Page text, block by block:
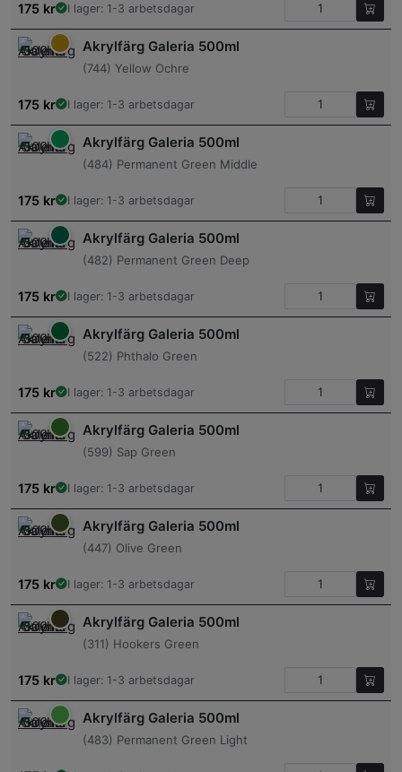
175 kr I lager: 1-3 arbetsdagar
Akrylfärg Galeria 500ml
(744) Yellow Ochre
175 kr I lager: 1-3 arbetsdagar
Akrylfärg Galeria 500ml
(484) Permanent Green Middle
175 kr I lager: 1-3 arbetsdagar
Akrylfärg Galeria 500ml
(482) Permanent Green Deep
175 kr I lager: 1-3 arbetsdagar
Akrylfärg Galeria 500ml
(522) Phthalo Green
175 kr I lager: 1-3 arbetsdagar
Akrylfärg Galeria 500ml
(599) Sap Green
175 kr I lager: 1-3 arbetsdagar
Akrylfärg Galeria 500ml
(447) Olive Green
175 kr I lager: 1-3 arbetsdagar
Akrylfärg Galeria 500ml
(311) Hookers Green
175 kr I lager: 1-3 arbetsdagar
Akrylfärg Galeria 500ml
(483) Permanent Green Light